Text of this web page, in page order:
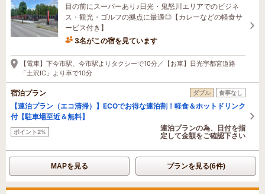
目の前にスーパーあり♪日光・鬼怒川エリアでのビジネ
ス・観光・ゴルフの拠点に最適◎【カレーなどの軽食サ
ービス付き】
3名がこの宿を見ています
2時間前に予約されました
【電車】下今市駅、今市駅よりタクシーで10分／【お車】日光宇都宮道路
「土沢IC」より車で10分
宿泊プラン ダブル 食事なし
【連泊プラン（エコ清掃）】ECOでお得な連泊割！軽食＆ホットドリンク
付【駐車場至近＆無料】
ポイント2%
連泊プランの為、日付を指
定して金額をご確認下さい
MAPを見る プランを見る(6件)